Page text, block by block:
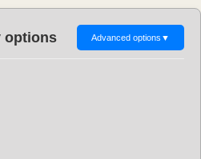
options Advanced options ▼